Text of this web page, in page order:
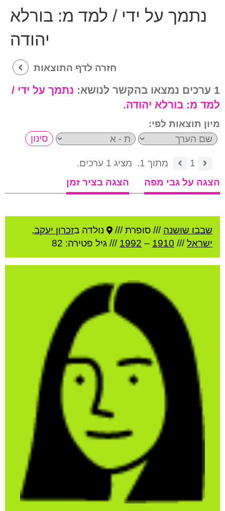
נתמך על ידי / למד מ: בורלא
יהודה
חזרה לדף התוצאות
1 ערכים נמצאו בהקשר לנושא:
נתמך על ידי /
למד מ: בורלא יהודה.
מיון תוצאות לפי:
1 מתוך 1.
מציג 1 ערכים.
הצגה על גבי מפה
הצגה בציר זמן
שבבו שושנה /// סופרת /// נולדה בזכרון יעקב,
ישראל///
1910
–
1992 /// גיל פטירה: 82